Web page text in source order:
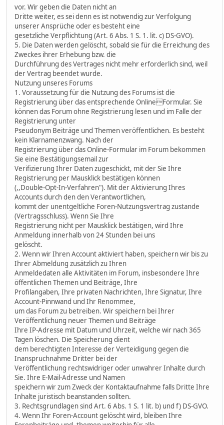
vor. Wir geben die Daten nicht an
Dritte weiter, es sei denn es ist notwendig zur Verfolgung
unserer Ansprüche oder es besteht eine
gesetzliche Verpflichtung (Art. 6 Abs. 1 S. 1. lit. c) DS-GVO).
5. Die Daten werden gelöscht, sobald sie für die Erreichung des
Zweckes ihrer Erhebung bzw. die
Durchführung des Vertrages nicht mehr erforderlich sind, weil
der Vertrag beendet wurde.
Nutzung unseres Forums
1. Voraussetzung für die Nutzung des Forums ist die
Registrierung über das entsprechende OnlineFormular. Sie
können das Forum ohne Registrierung lesen und im Falle der
Registrierung unter
Pseudonym Beiträge und Themen veröffentlichen. Es besteht
kein Klarnamenzwang. Nach der
Registrierung über das Online-Formular im Forum bekommen
Sie eine Bestätigungsemail zur
Verifizierung Ihrer Daten zugeschickt, mit der Sie Ihre
Registrierung per Mausklick bestätigen können
(,,Double-Opt-In-Verfahren"). Mit der Aktivierung Ihres
Accounts durch den den Verantwortlichen,
kommt der unentgeltliche Foren-Nutzungsvertrag zustande
(Vertragsschluss). Wenn Sie Ihre
Registrierung nicht per Mausklick bestätigen, wird Ihre
Anmeldung innerhalb von 24 Stunden bei uns
gelöscht.
2. Wenn wir Ihren Account aktiviert haben, speichern wir bis zu
Ihrer Abmeldung zusätzlich zu Ihren
Anmeldedaten alle Aktivitäten im Forum, insbesondere Ihre
öffentlichen Themen und Beiträge, Ihre
Profilangaben, Ihre privaten Nachrichten, Ihre Signatur, Ihre
Account-Pinnwand und Ihr Renommee,
um das Forum zu betreiben. Wir speichern bei Ihrer
Veröffentlichung neuer Themen und Beiträge
Ihre IP-Adresse mit Datum und Uhrzeit, welche wir nach 365
Tagen löschen. Die Speicherung dient
dem berechtigten Interesse der Verteidigung gegen die
Inanspruchnahme Dritter bei der
Veröffentlichung rechtswidriger oder unwahrer Inhalte durch
Sie. Ihre E-Mail-Adresse und Namen
speichern wir zum Zweck der Kontaktaufnahme falls Dritte Ihre
Inhalte juristisch beanstanden sollten.
3. Rechtsgrundlagen sind Art. 6 Abs. 1 S. 1 lit. b) und f) DS-GVO.
4. Wenn Ihr Foren-Account gelöscht wird, bleiben Ihre